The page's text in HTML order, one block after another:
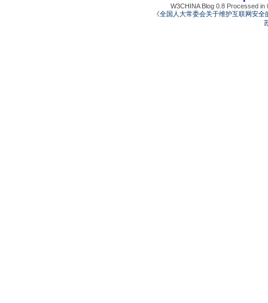
W3CHINA Blog 0.8 Processed
《全国人大常委会关于维护互联网安全